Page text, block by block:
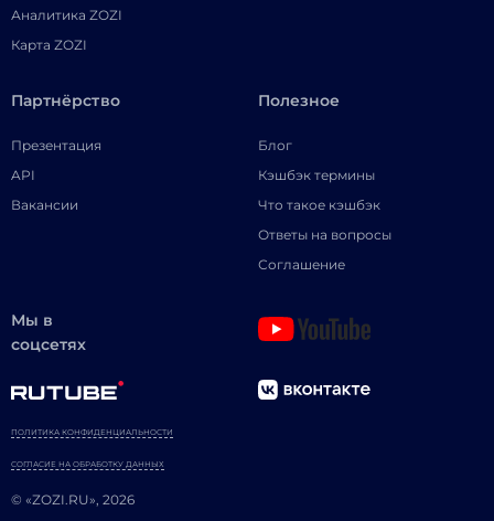
Аналитика ZOZI
Карта ZOZI
Партнёрство
Презентация
API
Вакансии
Полезное
Блог
Кэшбэк термины
Что такое кэшбэк
Ответы на вопросы
Соглашение
Мы в
соцсетях
© «ZOZI.RU», 2026
ПОЛИТИКА КОНФИДЕНЦИАЛЬНОСТИ
СОГЛАСИЕ НА ОБРАБОТКУ ДАННЫХ